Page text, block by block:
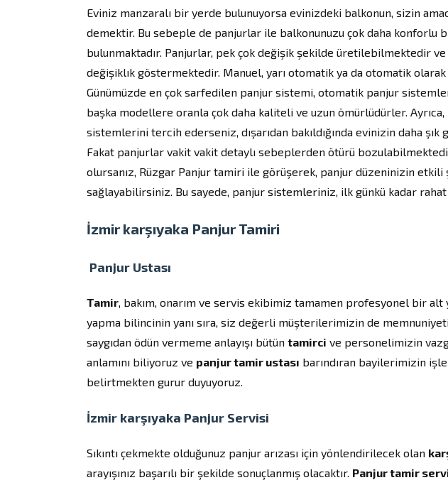
Eviniz manzaralı bir yerde bulunuyorsa evinizdeki balkonun, sizin
demektir. Bu sebeple de panjurlar ile balkonunuzu çok daha konforlu
bulunmaktadır. Panjurlar, pek çok değişik şekilde üretilebilmektedir
değişiklık göstermektedir. Manuel, yarı otomatik ya da otomatik olarak
Günümüzde en çok sarfedilen panjur sistemi, otomatik panjur
başka modellere oranla çok daha kaliteli ve uzun ömürlüdürler.
sistemlerini tercih ederseniz, dışarıdan bakıldığında evinizin daha
Fakat panjurlar vakit vakit detaylı sebeplerden ötürü
olursanız, Rüzgar Panjur tamiri ile görüşerek, panjur düzeninizin etkili
sağlayabilirsiniz. Bu sayede, panjur sistemleriniz, ilk günkü kadar
İzmir karşıyaka Panjur Tamiri
Panjur Ustası
Tamir, bakım, onarım ve servis ekibimiz tamamen profesyonel bir alt
yapma bilincinin yanı sıra, siz değerli müşterilerimizin de
saygıdan ödün vermeme anlayışı bütün tamirci ve personelimizin
anlamını biliyoruz ve panjur tamir ustası barındıran bayilerimizin
belirtmekten gurur duyuyoruz.
İzmir karşıyaka Panjur Servisi
Sıkıntı çekmekte olduğunuz panjur arızası için yönlendirilecek olan
arayışınız başarılı bir şekilde sonuçlanmış olacaktır. Panjur tamir